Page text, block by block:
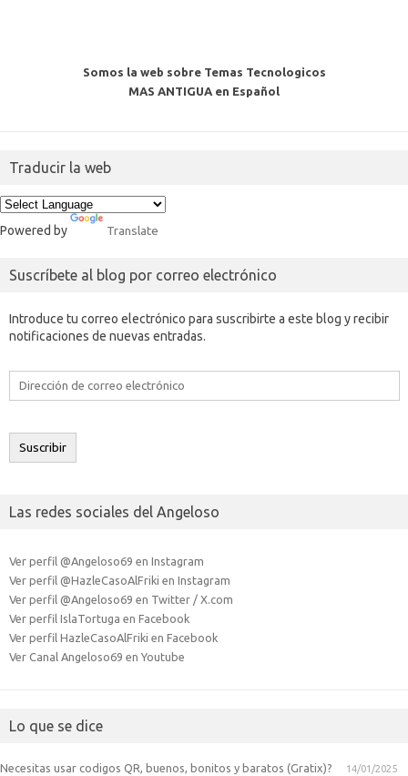
Somos la web sobre Temas Tecnologicos
MAS ANTIGUA en Español
Traducir la web
Powered by Translate
Suscríbete al blog por correo electrónico
Introduce tu correo electrónico para suscribirte a este blog y recibir
notificaciones de nuevas entradas.
Dirección
electrónico
Suscribir
Las redes sociales del Angeloso
Ver perfil @Angeloso69 en Instagram
Ver perfil @HazleCasoAlFriki en Instagram
Ver perfil @Angeloso69 en Twitter / X.com
Ver perfil IslaTortuga en Facebook
Ver perfil HazleCasoAlFriki en Facebook
Ver Canal Angeloso69 en Youtube
Lo que se dice
Necesitas usar codigos QR, buenos, bonitos y baratos (Gratix)? 14/01/2025